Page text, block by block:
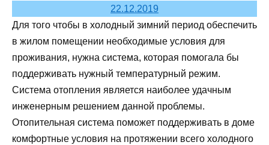
22.12.2019
Для того чтобы в холодный зимний период обеспечить
в жилом помещении необходимые условия для
проживания, нужна система, которая помогала бы
поддерживать нужный температурный режим.
Система отопления является наиболее удачным
инженерным решением данной проблемы.
Отопительная система поможет поддерживать в доме
комфортные условия на протяжении всего холодного